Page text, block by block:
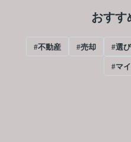
おすす
#不動産 #売却 #選
#マ